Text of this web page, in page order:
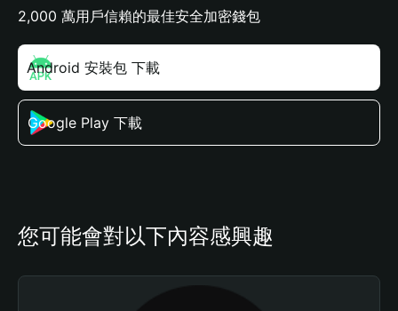
2,000 萬用戶信賴的最佳安全加密錢包
Android 安裝包 下載
Google Play 下載
您可能會對以下內容感興趣